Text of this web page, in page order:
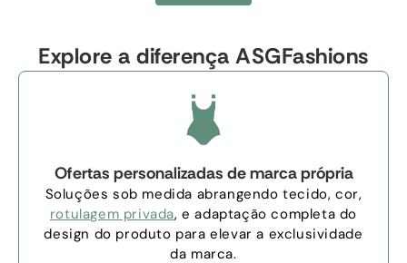
Explore a diferença ASGFashions
Ofertas personalizadas de marca própria
Soluções sob medida abrangendo tecido, cor,
rotulagem privada, e adaptação completa do
design do produto para elevar a exclusividade
da marca.